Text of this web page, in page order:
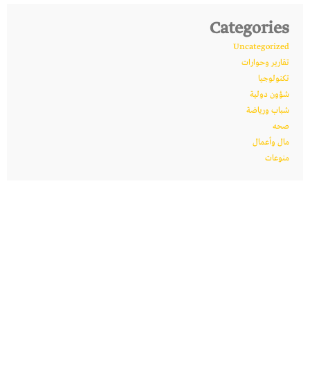
Categories
Uncategorized
تقارير وحوارات
تكنولوجيا
شؤون دولية
شباب ورياضة
صحه
مال وأعمال
منوعات